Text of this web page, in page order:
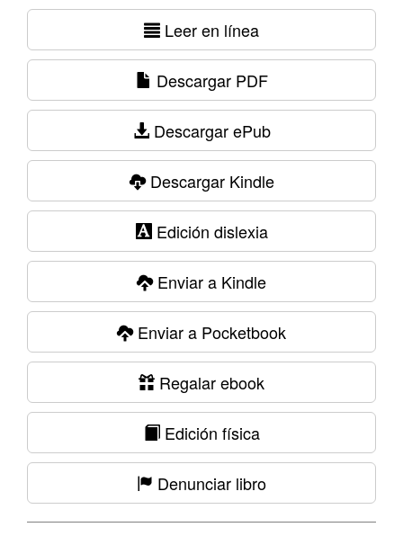
Leer en línea
Descargar PDF
Descargar ePub
Descargar Kindle
Edición dislexia
Enviar a Kindle
Enviar a Pocketbook
Regalar ebook
Edición física
Denunciar libro